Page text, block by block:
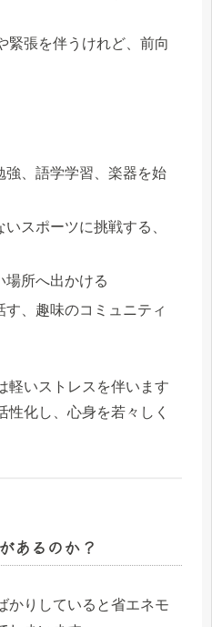
緊張を伴うけれど、前向
強、語学学習、楽器を始
いスポーツに挑戦する、
場所へ出かける
す、趣味のコミュニティ
軽いストレスを伴います
性化し、心身を若々しく
あるのか？
かりしていると省エネモ